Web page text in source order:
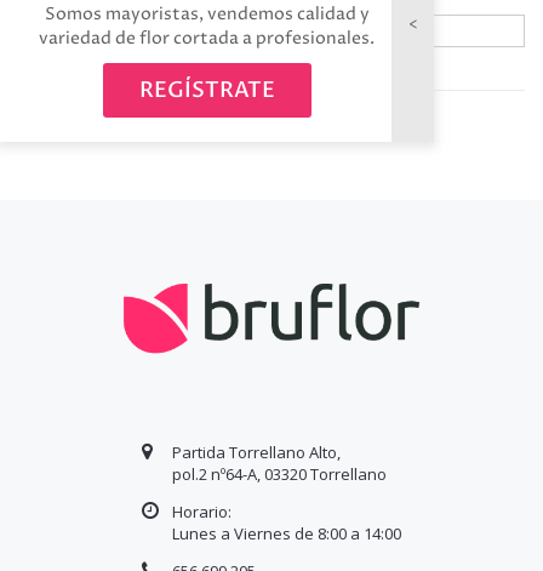
Somos mayoristas, vendemos calidad y
variedad de flor cortada a profesionales.
REGÍSTRATE
Avísame cuando esté disponible
Partida Torrellano Alto,
pol.2 nº64-A, 03320 Torrellano
Horario:
Lunes a Viernes de 8:00 a 14:00